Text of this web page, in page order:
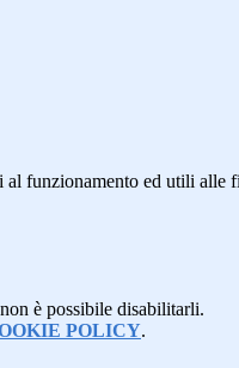
funzionamento ed utili alle
è possibile disabilitarli.
POLICY.